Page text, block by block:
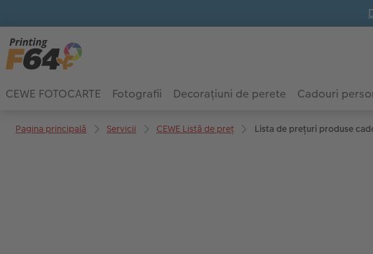
CEWE FOTOCARTE Fotografii Decorațiuni de perete Cadouri
Pagina principală Servicii CEWE Listă de preţ Lista de prețuri produse